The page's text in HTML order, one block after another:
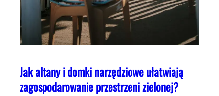
Jak altany i domki narzędziowe ułatwiają
zagospodarowanie przestrzeni zielonej?